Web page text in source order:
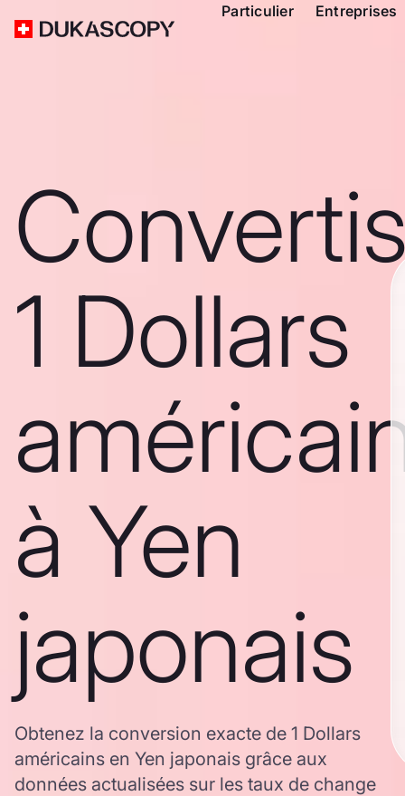
Particulier Entreprises
1 Dollars
à Yen
japonais
Obtenez la conversion exacte de 1 Dollars
américains en Yen japonais grâce aux
données actualisées sur les taux de change